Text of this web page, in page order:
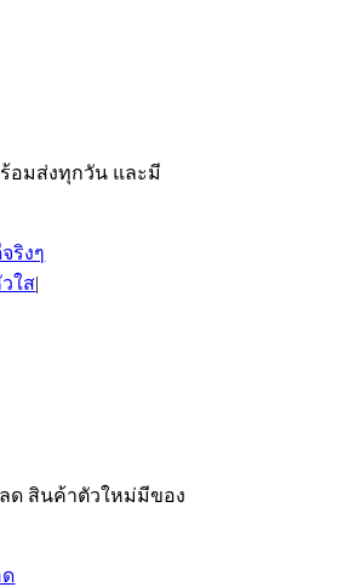
มส่งทุกวัน และมี
ใส|
สินค้าตัวใหม่มีของ